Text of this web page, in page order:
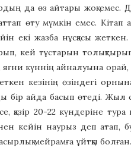
да өз айтары жоқ емес.
өту мүмкін емес.
екі жазба нұсқасы
кей тұстарын
күннің айналуына орай,
кезінің өзіндегі
бір айда басып өтеді. Жыл
қазір 20-22 күндеріне
кейін наурыз деп атап,
мейрамға ұйтқы